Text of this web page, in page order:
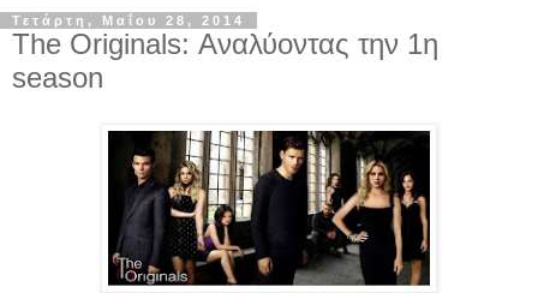
Τετάρτη, Μαΐου 28, 2014
The Originals: Αναλύοντας την 1η
season